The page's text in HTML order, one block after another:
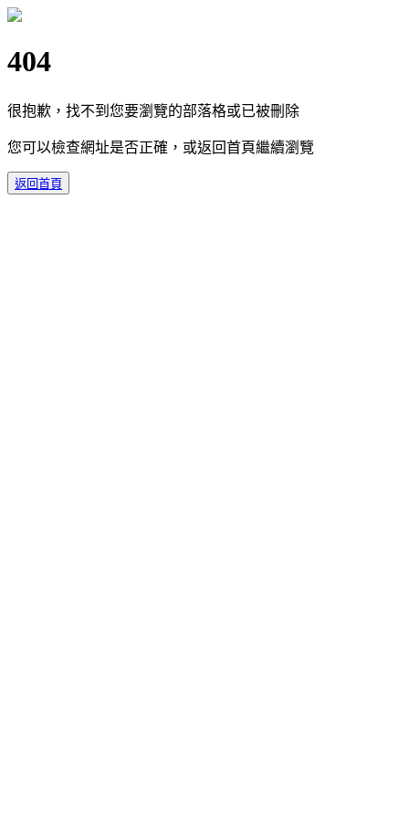
404
很抱歉，找不到您要瀏覽的部落格或已被刪除
您可以檢查網址是否正確，或返回首頁繼續瀏覽
返回首頁